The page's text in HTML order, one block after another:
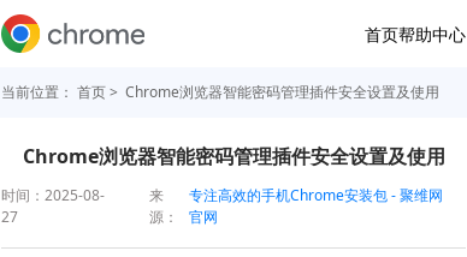
首页帮助中心
当前位置： 首页> Chrome浏览器智能密码管理插件安全设置及使用
Chrome浏览器智能密码管理插件安全设置及使用
时间：2025-08-
27
来
源：
专注高效的手机Chrome安装包 - 聚维网
官网